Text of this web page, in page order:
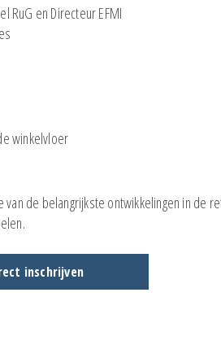
RuG en Directeur EFMI
winkelvloer
de belangrijkste ontwikkelingen in de
inschrijven